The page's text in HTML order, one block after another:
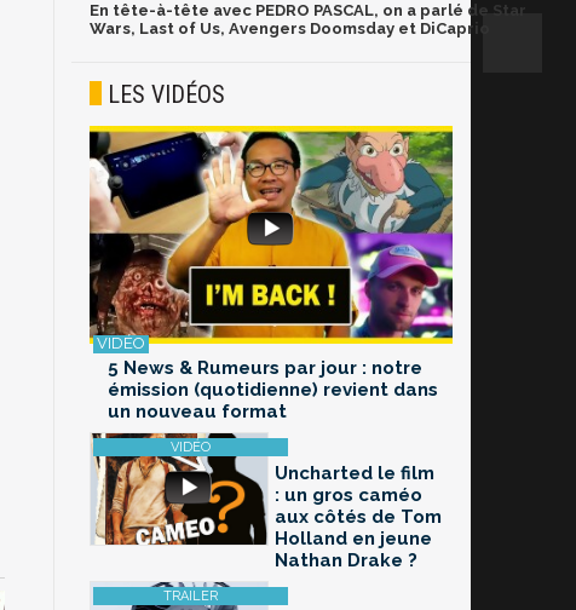
En tête-à-tête avec PEDRO PASCAL, on a parlé de Star
Wars, Last of Us, Avengers Doomsday et DiCaprio
LES VIDÉOS
5 News & Rumeurs par jour : notre
émission (quotidienne) revient dans
un nouveau format
Uncharted le film
: un gros caméo
aux côtés de Tom
Holland en jeune
Nathan Drake ?